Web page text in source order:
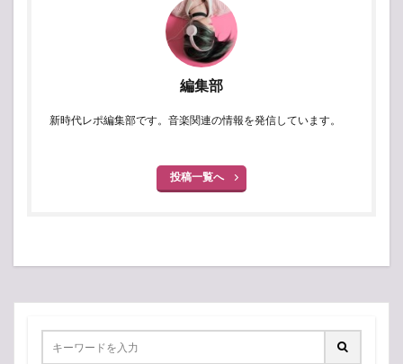
編集部
新時代レポ編集部です。音楽関連の情報を発信しています。
投稿一覧へ